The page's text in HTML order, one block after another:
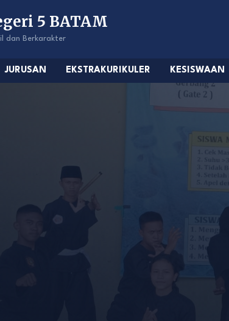
5 BATAM
dan Berkarakter
JURUSAN EKSTRAKURIKULER KESISWAAN